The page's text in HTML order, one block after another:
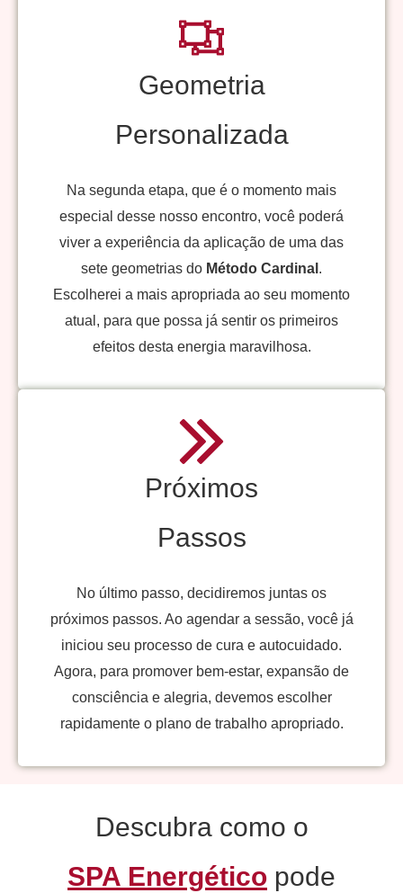
Geometria
Personalizada
Na segunda etapa, que é o momento mais
especial desse nosso encontro, você poderá
viver a experiência da aplicação de uma das
sete geometrias do Método Cardinal .
Escolherei a mais apropriada ao seu momento
atual, para que possa já sentir os primeiros
efeitos desta energia maravilhosa.
Próximos
Passos
No último passo, decidiremos juntas os
próximos passos. Ao agendar a sessão, você já
iniciou seu processo de cura e autocuidado.
Agora, para promover bem-estar, expansão de
consciência e alegria, devemos escolher
rapidamente o plano de trabalho apropriado.
Descubra como o
SPA Energético pode